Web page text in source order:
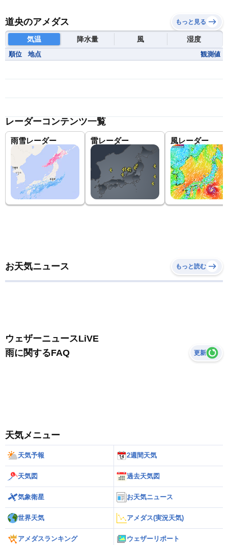
道央のアメダス もっと見る
気温 降水量 風 湿度
順位 地点 観測値
レーダーコンテンツ一覧
雨雪レーダー 雷レーダー 風レーダー
お天気ニュース もっと読む
ウェザーニュースLiVE
雨に関するFAQ
更新
天気メニュー
天気予報 2週間天気
天気図 過去天気図
気象衛星 お天気ニュース
世界天気 アメダス(実況天気)
アメダスランキング ウェザーリポート